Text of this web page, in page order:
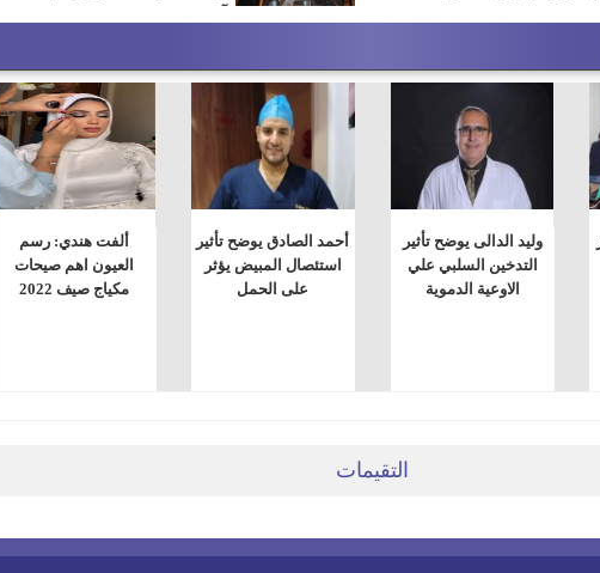
وليد الدالى يوضح تأثير
التدخين السلبي علي
الاوعية الدموية
أحمد الصادق يوضح تأثير
استئصال المبيض يؤثر
على الحمل
ألفت هندي: رسم
العيون اهم صيحات
مكياج صيف 2022
التقيمات